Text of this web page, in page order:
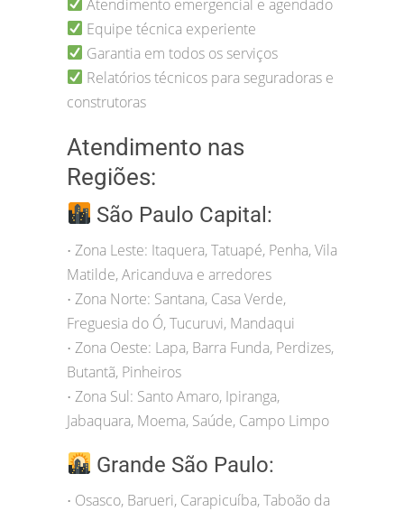
Atendimento emergencial e agendado
Equipe técnica experiente
Garantia em todos os serviços
Relatórios técnicos para seguradoras e
construtoras
Atendimento nas
Regiões:
São Paulo Capital:
• Zona Leste: Itaquera, Tatuapé, Penha, Vila
Matilde, Aricanduva e arredores
• Zona Norte: Santana, Casa Verde,
Freguesia do Ó, Tucuruvi, Mandaqui
• Zona Oeste: Lapa, Barra Funda, Perdizes,
Butantã, Pinheiros
• Zona Sul: Santo Amaro, Ipiranga,
Jabaquara, Moema, Saúde, Campo Limpo
Grande São Paulo:
• Osasco, Barueri, Carapicuíba, Taboão da